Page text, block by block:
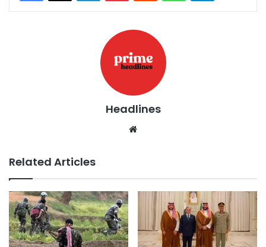
Headlines
Related Articles